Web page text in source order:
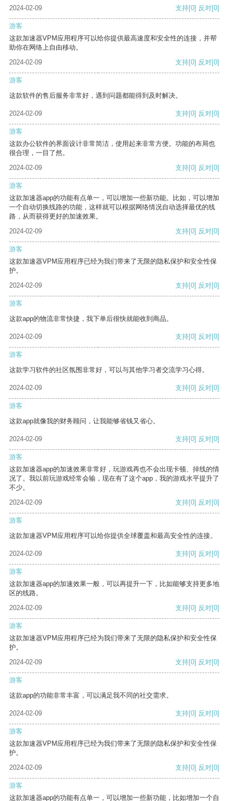
2024-02-09
支持[0] 反对[0]
游客
这款加速器VPM应用程序可以给你提供最高速度和安全性的连接，并帮
助你在网络上自由移动。
2024-02-09
支持[0] 反对[0]
游客
这款软件的售后服务非常好，遇到问题都能得到及时解决。
2024-02-09 支持[0] 反对[0]
游客
这款办公软件的界面设计非常简洁，使用起来非常方便。功能的布局也
很合理，一目了然。
2024-02-09
支持[0] 反对[0]
游客
这款加速器app的功能有点单一，可以增加一些新功能。比如，可以增加
一个自动切换线路的功能，这样就可以根据网络情况自动选择最优的线
路，从而获得更好的加速效果。
2024-02-09
支持[0] 反对[0]
游客
这款加速器VPM应用程序已经为我们带来了无限的隐私保护和安全性保
护。
2024-02-09
支持[0] 反对[0]
游客
这款app的物流非常快捷，我下单后很快就能收到商品。
2024-02-09 支持[0] 反对[0]
游客
这款学习软件的社区氛围非常好，可以与其他学习者交流学习心得。
2024-02-09 支持[0] 反对[0]
游客
这款app就像我的财务顾问，让我能够省钱又省心。
2024-02-09 支持[0] 反对[0]
游客
这款加速器app的加速效果非常好，玩游戏再也不会出现卡顿、掉线的情
况了。我以前玩游戏经常会输，现在有了这个app，我的游戏水平提升了
不少。
2024-02-09
支持[0] 反对[0]
游客
这款加速器VPM应用程序可以给你提供全球覆盖和最高安全性的连接。
2024-02-09 支持[0] 反对[0]
游客
这款加速器app的加速效果一般，可以再提升一下，比如能够支持更多地
区的线路。
2024-02-09
支持[0] 反对[0]
游客
这款加速器VPM应用程序已经为我们带来了无限的隐私保护和安全性保
护。
2024-02-09
支持[0] 反对[0]
游客
这款app的功能非常丰富，可以满足我不同的社交需求。
2024-02-09 支持[0] 反对[0]
游客
这款加速器VPM应用程序已经为我们带来了无限的隐私保护和安全性保
护。
2024-02-09
支持[0] 反对[0]
游客
这款加速器app的功能有点单一，可以增加一些新功能，比如增加一个自